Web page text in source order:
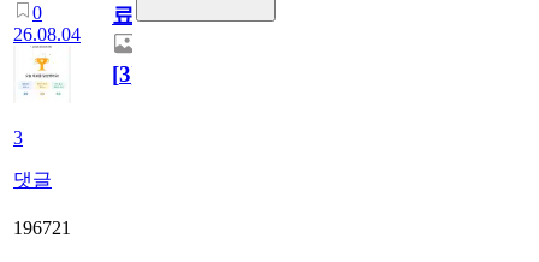
0
26.08.04
3
댓글
료
[3]
196721